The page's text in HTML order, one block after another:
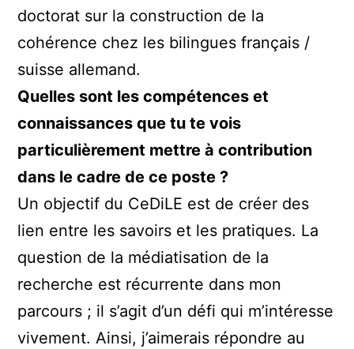
doctorat sur la construction de la
cohérence chez les bilingues français /
suisse allemand.
Quelles sont les compétences et
connaissances que tu te vois
particulièrement mettre à contribution
dans le cadre de ce poste ?
Un objectif du CeDiLE est de créer des
lien entre les savoirs et les pratiques. La
question de la médiatisation de la
recherche est récurrente dans mon
parcours ; il s’agit d’un défi qui m’intéresse
vivement. Ainsi, j’aimerais répondre au